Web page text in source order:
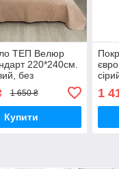
ТЕП Велюр
220*240см.
без
1 650 ₴
Купити
1